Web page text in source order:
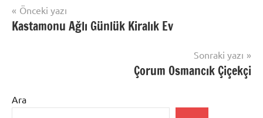
Yazı
gezinmesi
Önceki yazı
Kastamonu Ağlı Günlük Kiralık Ev
Sonraki yazı
Çorum Osmancık Çiçekçi
Ara